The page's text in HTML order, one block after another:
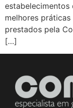
estabelecimentos
melhores
prestados pela
[…]